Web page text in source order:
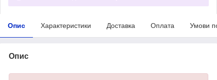
Опис Характеристики Доставка Оплата Умови
Опис